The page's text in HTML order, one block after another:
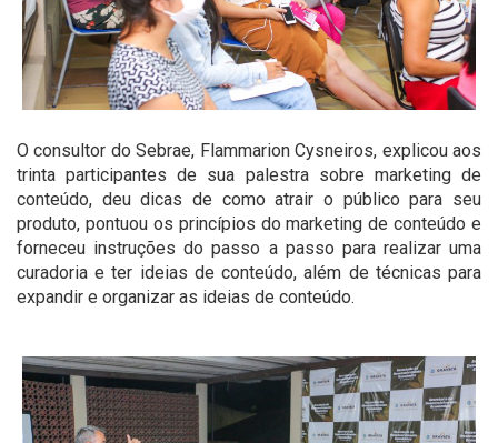
O consultor do Sebrae, Flammarion Cysneiros, explicou aos
trinta participantes de sua palestra sobre marketing de
conteúdo, deu dicas de como atrair o público para seu
produto, pontuou os princípios do marketing de conteúdo e
forneceu instruções do passo a passo para realizar uma
curadoria e ter ideias de conteúdo, além de técnicas para
expandir e organizar as ideias de conteúdo.